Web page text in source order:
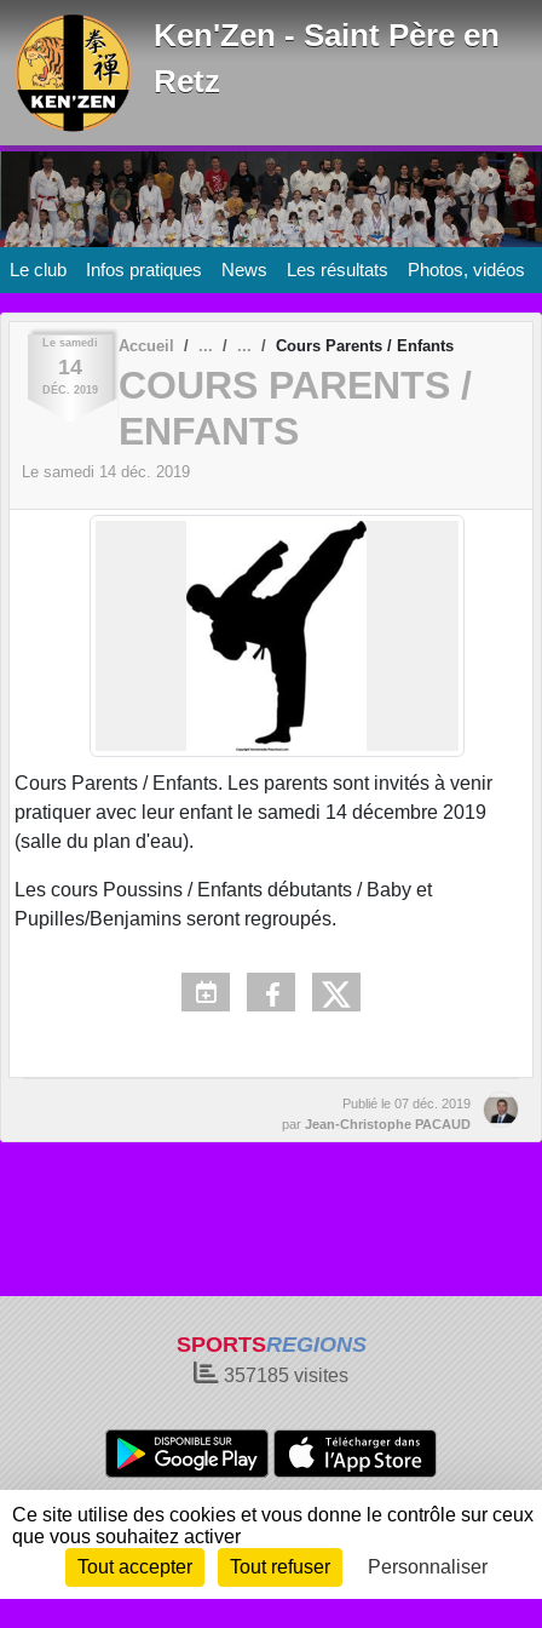
Ken'Zen - Saint Père en
Retz
Le club Infos pratiques News Les résultats Photos, vidéos
Le samedi
14
DÉC. 2019
Accueil Cours Parents / Enfants
COURS PARENTS /
ENFANTS
Le samedi 14 déc. 2019
Cours Parents / Enfants. Les parents sont invités à venir
pratiquer avec leur enfant le samedi 14 décembre 2019
(salle du plan d'eau).
Les cours Poussins / Enfants débutants / Baby et
Pupilles/Benjamins seront regroupés.
Publié le 07 déc. 2019
par Jean-Christophe PACAUD
SPORTSREGIONS
357185 visites
Charte cookies
Gestion des cookies
Informations légales
Signaler un contenu inapproprié
Envie de participer ?
Connexion
Panneau de gestion des cookies
Ce site utilise des cookies et vous donne le contrôle sur ceux
que vous souhaitez activer
Tout accepter
Tout refuser Personnaliser